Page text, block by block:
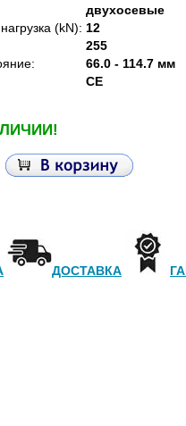
двухосевые
(kN): 12
255
66.0 - 114.7 мм
СЕ
ДОСТАВКА